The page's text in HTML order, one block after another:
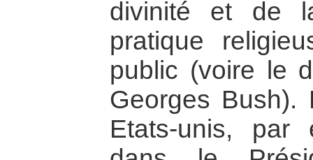
divinité et de
pratique
public (voire le
Georges Bush).
Etats-unis, par